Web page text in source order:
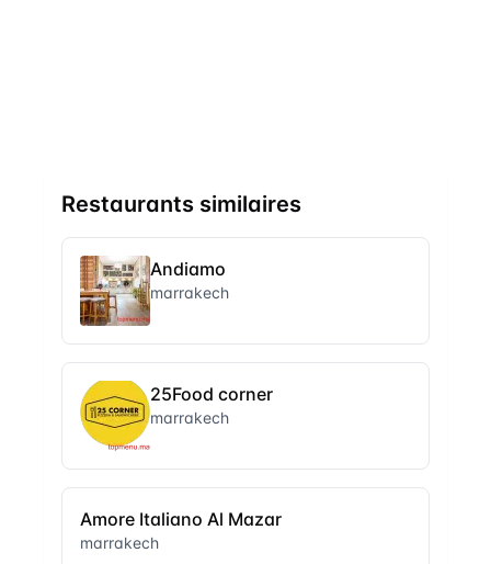
Restaurants similaires
Andiamo
marrakech
25Food corner
marrakech
Amore Italiano Al Mazar
marrakech